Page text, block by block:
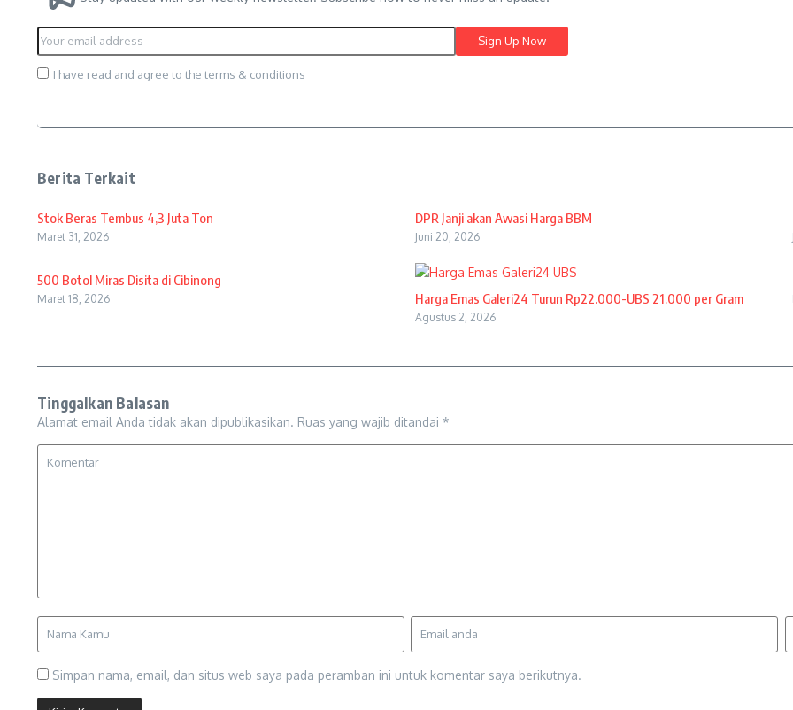
I have read and agree to the terms & conditions
Berita Terkait
Stok Beras Tembus 4,3 Juta Ton
Maret 31, 2026
DPR Janji akan Awasi Harga BBM
Juni 20, 2026
500 Botol Miras Disita di Cibinong
Maret 18, 2026 Harga Emas Galeri24 Turun Rp22.000-UBS 21.000 per Gram
Agustus 2, 2026
Tinggalkan Balasan
Alamat email Anda tidak akan dipublikasikan. Ruas yang wajib ditandai *
Simpan nama, email, dan situs web saya pada peramban ini untuk komentar saya berikutnya.